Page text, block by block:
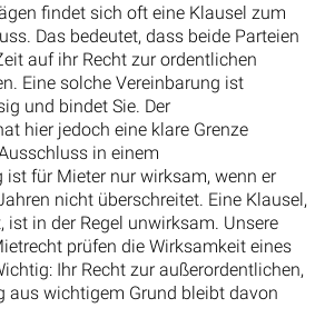
findet sich oft eine Klausel zum
Das bedeutet, dass beide Parteien
auf ihr Recht zur ordentlichen
Eine solche Vereinbarung ist
und bindet Sie. Der
hier jedoch eine klare Grenze
in einem
ist für Mieter nur wirksam, wenn er
nicht überschreitet. Eine Klausel,
ist in der Regel unwirksam. Unsere
prüfen die Wirksamkeit eines
Ihr Recht zur außerordentlichen,
aus wichtigem Grund bleibt davon